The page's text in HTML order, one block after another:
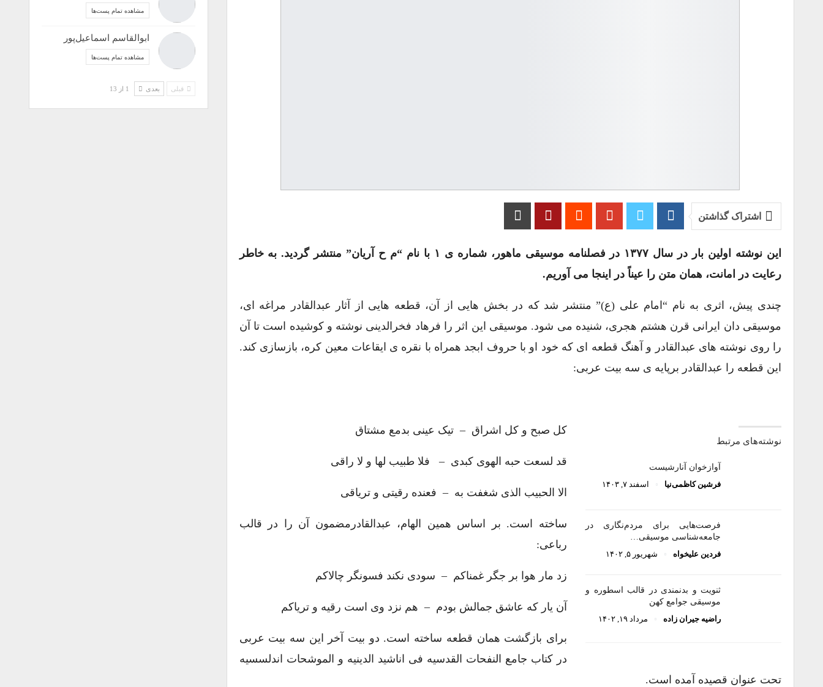
اشتراک گذاشتن
این نوشته اولین بار در سال ۱۳۷۷ در فصلنامه موسیقی ماهور، شماره ی ۱ با نام “م ح آریان” منتشر گردید. به خاطر
رعایت در امانت، همان متن را عیناً در اینجا می آوریم.
چندی پیش، اثری به نام “امام علی (ع)” منتشر شد که در بخش هایی از آن، قطعه هایی از آثار عبدالقادر مراغه ای،
موسیقی دان ایرانی قرن هشتم هجری، شنیده می شود. موسیقی این اثر را فرهاد فخرالدینی نوشته و کوشیده است تا آن
را روی نوشته های عبدالقادر و آهنگ قطعه ای که خود او با حروف ابجد همراه با نقره ی ایقاعات معین کره، بازسازی کند.
این قطعه را عبدالقادر برپایه ی سه بیت عربی:
نوشته‌های مرتبط
آواز‌خوان آنارشیست
فرشین کاظمی‌نیا
اسفند ۷, ۱۴۰۳
فرصت‌هایی برای مردم‌نگاری در
جامعه‌شناسی موسیقی…
فردین علیخواه
شهریور ۵, ۱۴۰۲
ثنویت و بدنمندی در قالب اسطوره و
موسیقی جوامع کهن
راضیه جیران زاده
مرداد ۱۹, ۱۴۰۲
کل صبح و کل اشراق – تیک عینی بدمع مشتاق
قد لسعت حبه الهوی کبدی – فلا طبیب لها و لا راقی
الا الحبیب الذی شغفت به – فعنده رقیتی و تریاقی
ساخته است. بر اساس همین الهام، عبدالقادرمضمون آن را در قالب
رباعی:
زد مار هوا بر جگر غمناکم – سودی نکند فسونگر چالاکم
آن یار که عاشق جمالش بودم – هم نزد وی است رقیه و تریاکم
برای بازگشت همان قطعه ساخته است. دو بیت آخر این سه بیت عربی
در کتاب جامع النفحات القدسیه فی اناشید الدینیه و الموشحات اندلسسیه
تحت عنوان قصیده آمده است.
مشاهده تمام پست‌ها
ابوالقاسم اسماعیل‌پور
مشاهده تمام پست‌ها
قبلی بعدی 1 از 13